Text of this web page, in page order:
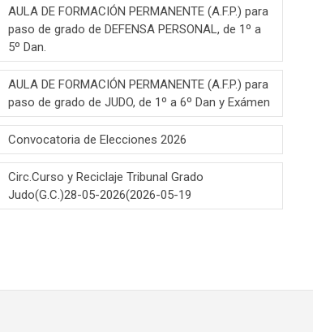
AULA DE FORMACIÓN PERMANENTE (A.F.P.) para
paso de grado de DEFENSA PERSONAL, de 1º a
5º Dan.
AULA DE FORMACIÓN PERMANENTE (A.F.P.) para
paso de grado de JUDO, de 1º a 6º Dan y Exámen
Convocatoria de Elecciones 2026
Circ.Curso y Reciclaje Tribunal Grado
Judo(G.C.)28-05-2026(2026-05-19